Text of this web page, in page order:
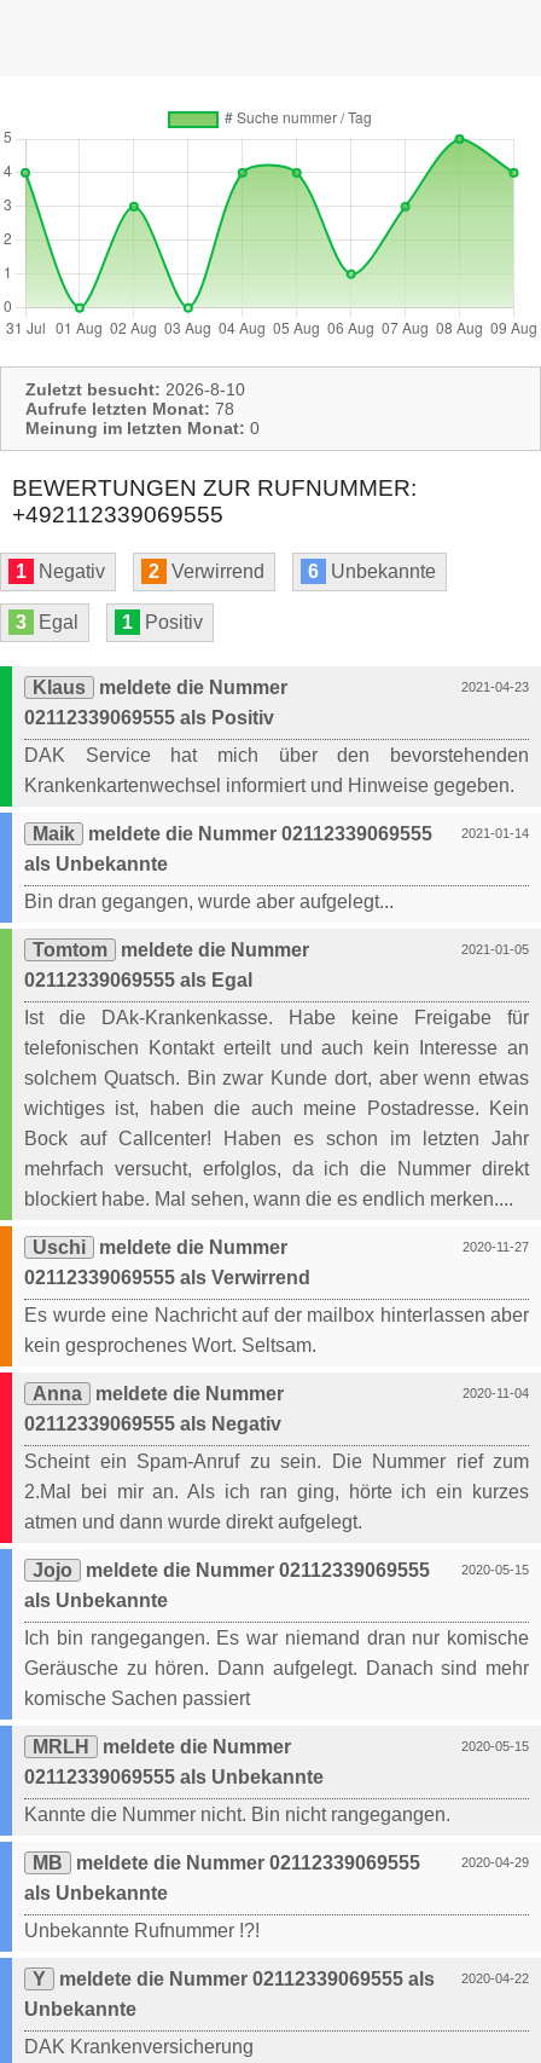
Zuletzt besucht: 2026-8-10
Aufrufe letzten Monat: 78
Meinung im letzten Monat: 0
BEWERTUNGEN ZUR RUFNUMMER:
+492112339069555
1 Negativ 2 Verwirrend 6 Unbekannte
3 Egal 1 Positiv
2021-04-23
Klaus
meldete die Nummer
02112339069555 als Positiv
DAK Service hat mich über den bevorstehenden
Krankenkartenwechsel informiert und Hinweise gegeben.
2021-01-14
Maik
meldete die Nummer 02112339069555
als Unbekannte
Bin dran gegangen, wurde aber aufgelegt...
2021-01-05
Tomtom
meldete die Nummer
02112339069555 als Egal
Ist die DAk-Krankenkasse. Habe keine Freigabe für
telefonischen Kontakt erteilt und auch kein Interesse an
solchem Quatsch. Bin zwar Kunde dort, aber wenn etwas
wichtiges ist, haben die auch meine Postadresse. Kein
Bock auf Callcenter! Haben es schon im letzten Jahr
mehrfach versucht, erfolglos, da ich die Nummer direkt
blockiert habe. Mal sehen, wann die es endlich merken....
2020-11-27
Uschi
meldete die Nummer
02112339069555 als Verwirrend
Es wurde eine Nachricht auf der mailbox hinterlassen aber
kein gesprochenes Wort. Seltsam.
2020-11-04
Anna
meldete die Nummer
02112339069555 als Negativ
Scheint ein Spam-Anruf zu sein. Die Nummer rief zum
2.Mal bei mir an. Als ich ran ging, hörte ich ein kurzes
atmen und dann wurde direkt aufgelegt.
2020-05-15
Jojo
meldete die Nummer 02112339069555
als Unbekannte
Ich bin rangegangen. Es war niemand dran nur komische
Geräusche zu hören. Dann aufgelegt. Danach sind mehr
komische Sachen passiert
2020-05-15
MRLH
meldete die Nummer
02112339069555 als Unbekannte
Kannte die Nummer nicht. Bin nicht rangegangen.
2020-04-29
MB
meldete die Nummer 02112339069555
als Unbekannte
Unbekannte Rufnummer !?!
2020-04-22
Y
meldete die Nummer 02112339069555 als
Unbekannte
DAK Krankenversicherung